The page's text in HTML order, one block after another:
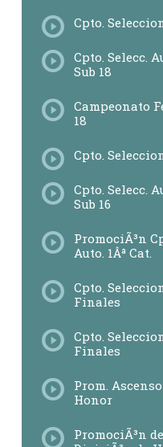
Cpto.
Cpto. Selecc.
Sub 18
Campeonato
18
Cpto.
Cpto. Selecc.
Sub 16
PromociÃ³n
Auto. 1Âª Cat.
Cpto.
Finales
Cpto.
Finales
Prom.
Honor
PromociÃ³n